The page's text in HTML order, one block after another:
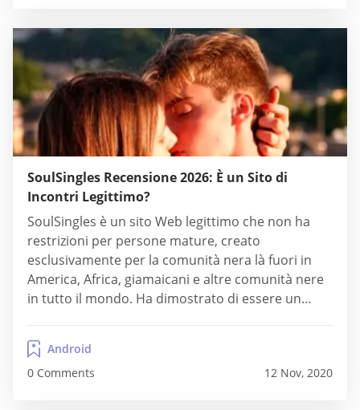
SoulSingles Recensione 2026: È un Sito di
Incontri Legittimo?
SoulSingles è un sito Web legittimo che non ha
restrizioni per persone mature, creato
esclusivamente per la comunità nera là fuori in
America, Africa, giamaicani e altre comunità nere
in tutto il mondo. Ha dimostrato di essere un
neri a ottenere la loro anima gemella desiderata.
SoulSingles è stato progettato in...
Android
0 Comments
12 Nov, 2020